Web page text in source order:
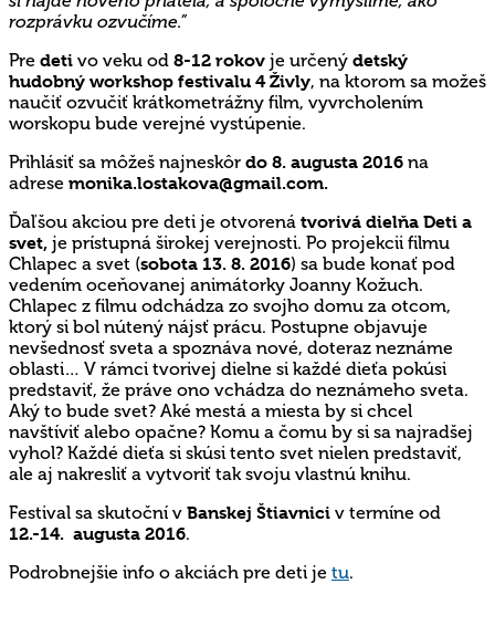
rozprávku ozvučíme.”
Pre deti vo veku od 8-12 rokov je určený detský
hudobný workshop festivalu 4 Živly, na ktorom sa možeš
naučiť ozvučiť krátkometrážny film, vyvrcholením
worskopu bude verejné vystúpenie.
Prihlásiť sa môžeš najneskôr do 8. augusta 2016 na
adrese monika.lostakova@gmail.com.
Ďaľšou akciou pre deti je otvorená tvorivá dielňa Deti a
svet, je prístupná širokej verejnosti. Po projekcii filmu
Chlapec a svet (sobota 13. 8. 2016) sa bude konať pod
vedením oceňovanej animátorky Joanny Kožuch.
Chlapec z filmu odchádza zo svojho domu za otcom,
ktorý si bol nútený nájsť prácu. Postupne objavuje
nevšednosť sveta a spoznáva nové, doteraz neznáme
oblasti… V rámci tvorivej dielne si každé dieťa pokúsi
predstaviť, že práve ono vchádza do neznámeho sveta.
Aký to bude svet? Aké mestá a miesta by si chcel
navštíviť alebo opačne? Komu a čomu by si sa najradšej
vyhol? Každé dieťa si skúsi tento svet nielen predstaviť,
ale aj nakresliť a vytvoriť tak svoju vlastnú knihu.
Festival sa skutoční v Banskej Štiavnici v termíne od
12.-14. augusta 2016.
Podrobnejšie info o akciách pre deti je tu.